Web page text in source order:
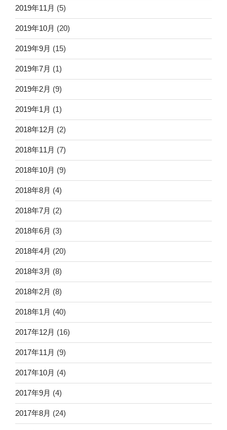
2019年11月 (5)
2019年10月 (20)
2019年9月 (15)
2019年7月 (1)
2019年2月 (9)
2019年1月 (1)
2018年12月 (2)
2018年11月 (7)
2018年10月 (9)
2018年8月 (4)
2018年7月 (2)
2018年6月 (3)
2018年4月 (20)
2018年3月 (8)
2018年2月 (8)
2018年1月 (40)
2017年12月 (16)
2017年11月 (9)
2017年10月 (4)
2017年9月 (4)
2017年8月 (24)